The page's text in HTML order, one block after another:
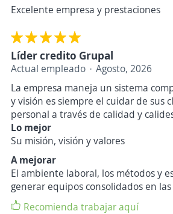
Excelente empresa y prestaciones
Líder credito Grupal
Actual empleado
Agosto, 2026
La empresa maneja un sistema
y visión es siempre el cuidar de sus
personal a través de calidad y
Lo mejor
Su misión, visión y valores
A mejorar
El ambiente laboral, los métodos y
generar equipos consolidados en
Recomienda trabajar aquí